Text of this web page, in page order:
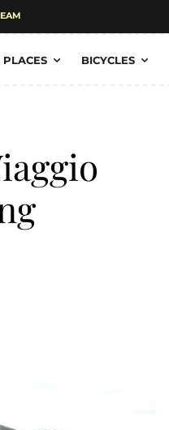
PLACES BICYCLES